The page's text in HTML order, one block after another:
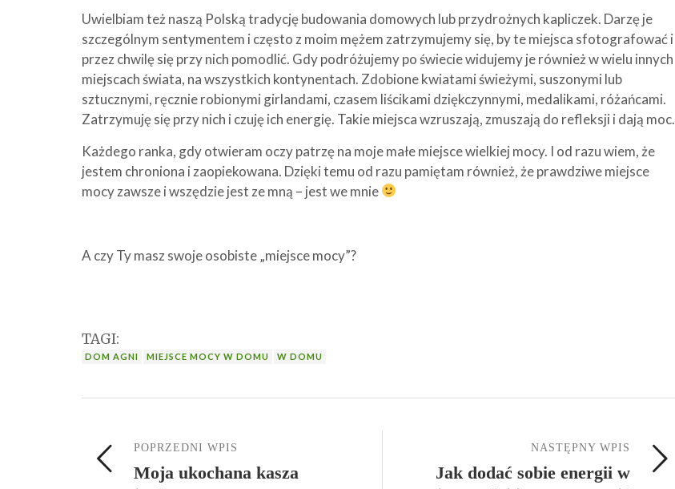
Uwielbiam też naszą Polską tradycję budowania domowych lub przydrożnych kapliczek. Darzę je
szczególnym sentymentem i często z moim mężem zatrzymujemy się, by te miejsca sfotografować i
przez chwilę się przy nich pomodlić. Gdy podróżujemy po świecie widujemy je również w wielu innych
miejscach świata, na wszystkich kontynentach. Zdobione kwiatami świeżymi, suszonymi lub
sztucznymi, ręcznie robionymi girlandami, czasem liścikami dziękczynnymi, medalikami, różańcami.
Zatrzymuję się przy nich i czuję ich energię. Takie miejsca wzruszają, zmuszają do refleksji i dają moc.
Każdego ranka, gdy otwieram oczy patrzę na moje małe miejsce wielkiej mocy. I od razu wiem, że
jestem chroniona i zaopiekowana. Dzięki temu od razu pamiętam również, że prawdziwe miejsce
mocy zawsze i wszędzie jest ze mną – jest we mnie
A czy Ty masz swoje osobiste „miejsce mocy”?
TAGI:
DOM AGNI MIEJSCE MOCY W DOMU W DOMU
NASTĘPNY WPIS
Jak dodać sobie energii w
POPRZEDNI WPIS
Moja ukochana kasza